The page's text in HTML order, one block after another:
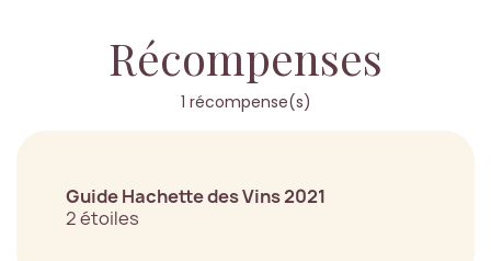
Récompenses
1 récompense(s)
Guide Hachette des Vins 2021
2 étoiles